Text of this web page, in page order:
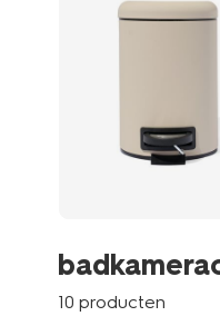
10 producten